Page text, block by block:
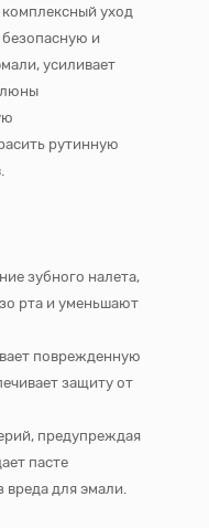
уход
безопасную и
усиливает
рутинную
зубного налета,
рта и уменьшают
поврежденную
защиту от
предупреждая
пасте
вреда для эмали.